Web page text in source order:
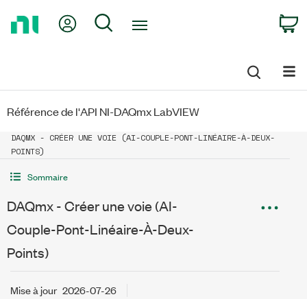
My Account
Search
Référence de l'API NI-DAQmx LabVIEW
DAQMX - CRÉER UNE VOIE (AI-COUPLE-PONT-LINÉAIRE-À-DEUX-
POINTS)
Sommaire
DAQmx - Créer une voie (AI-
Couple-Pont-Linéaire-À-Deux-
Points)
Mise à jour 2026-07-26